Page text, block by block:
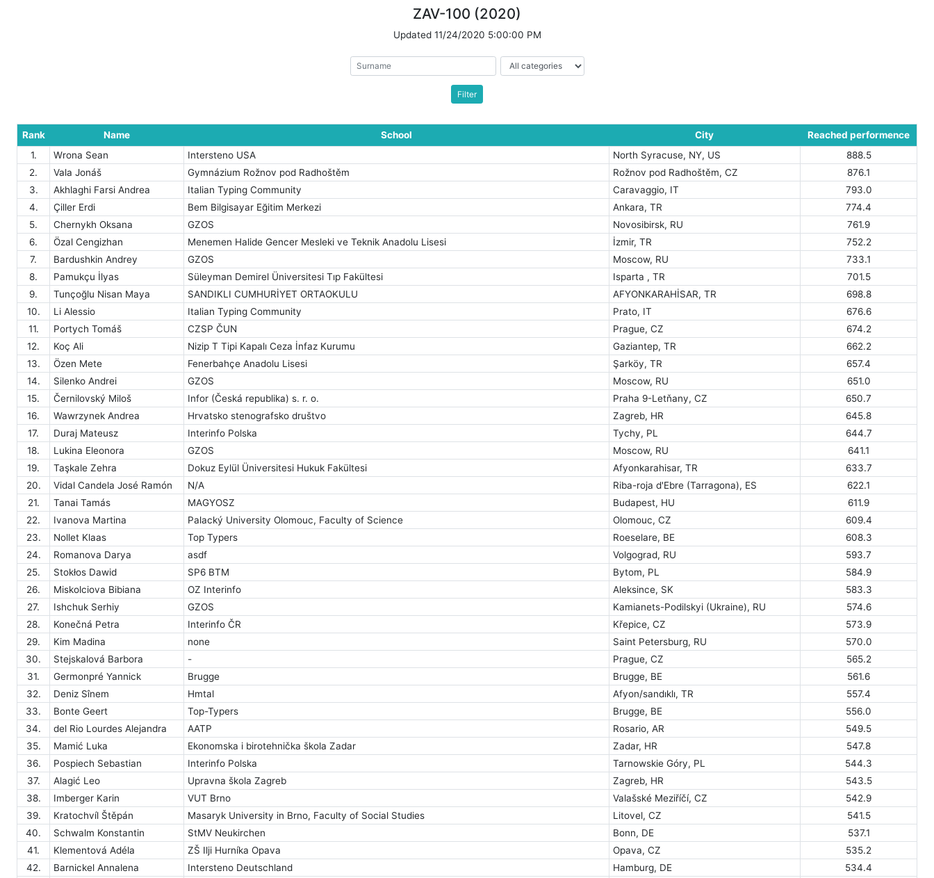
ZAV-100 (2020)
Updated 11/24/2020 5:00:00 PM
Rank Name School City
Reached performence
1.
Wrona Sean Intersteno USA North Syracuse, NY, US
888.5
2.
Vala Jonáš Gymnázium Rožnov pod Radhoštěm Rožnov pod Radhoštěm, CZ
876.1
3.
Akhlaghi Farsi Andrea Italian Typing Community Caravaggio, IT
793.0
4.
Çiller Erdi Bem Bilgisayar Eğitim Merkezi Ankara, TR
774.4
5.
Chernykh Oksana GZOS Novosibirsk, RU
761.9
6.
Özal Cengizhan Menemen Halide Gencer Mesleki ve Teknik Anadolu Lisesi İzmir, TR
752.2
7.
Bardushkin Andrey GZOS Moscow, RU
733.1
8.
Pamukçu İlyas Süleyman Demirel Üniversitesi Tıp Fakültesi Isparta , TR
701.5
9.
Tunçoğlu Nisan Maya SANDIKLI CUMHURİYET ORTAOKULU AFYONKARAHİSAR, TR
698.8
10.
Li Alessio Italian Typing Community Prato, IT
676.6
11.
Portych Tomáš CZSP ČUN Prague, CZ
674.2
12.
Koç Ali Nizip T Tipi Kapalı Ceza İnfaz Kurumu Gaziantep, TR
662.2
13.
Özen Mete Fenerbahçe Anadolu Lisesi Şarköy, TR
657.4
14.
Silenko Andrei GZOS Moscow, RU
651.0
15.
Černilovský Miloš Infor (Česká republika) s. r. o. Praha 9-Letňany, CZ
650.7
16.
Wawrzynek Andrea Hrvatsko stenografsko društvo Zagreb, HR
645.8
17.
Duraj Mateusz Interinfo Polska Tychy, PL
644.7
18.
Lukina Eleonora GZOS Moscow, RU
641.1
19.
Taşkale Zehra Dokuz Eylül Üniversitesi Hukuk Fakültesi Afyonkarahisar, TR
633.7
20.
Vidal Candela José Ramón N/A Riba-roja d'Ebre (Tarragona), ES
622.1
21.
Tanai Tamás MAGYOSZ Budapest, HU
611.9
22.
Ivanova Martina Palacký University Olomouc, Faculty of Science Olomouc, CZ
609.4
23.
Nollet Klaas Top Typers Roeselare, BE
608.3
24.
Romanova Darya asdf Volgograd, RU
593.7
25.
Stokłos Dawid SP6 BTM Bytom, PL
584.9
26.
Miskolciova Bibiana OZ Interinfo Aleksince, SK
583.3
27.
Ishchuk Serhiy GZOS Kamianets-Podilskyi (Ukraine), RU
574.6
28.
Konečná Petra Interinfo ČR Křepice, CZ
573.9
29.
Kim Madina none Saint Petersburg, RU
570.0
30.
Stejskalová Barbora - Prague, CZ
565.2
31.
Germonpré Yannick Brugge Brugge, BE
561.6
32.
Deniz Sînem Hmtal Afyon/sandıklı, TR
557.4
33.
Bonte Geert Top-Typers Brugge, BE
556.0
34.
del Rio Lourdes Alejandra AATP Rosario, AR
549.5
35.
Mamić Luka Ekonomska i birotehnička škola Zadar Zadar, HR
547.8
36.
Pospiech Sebastian Interinfo Polska Tarnowskie Góry, PL
544.3
37.
Alagić Leo Upravna škola Zagreb Zagreb, HR
543.5
38.
Imberger Karin VUT Brno Valašské Meziříčí, CZ
542.9
39.
Kratochvíl Štěpán Masaryk University in Brno, Faculty of Social Studies Litovel, CZ
541.5
40.
Schwalm Konstantin StMV Neukirchen Bonn, DE
537.1
41.
Klementová Adéla ZŠ Ilji Hurníka Opava Opava, CZ
535.2
42.
Barnickel Annalena Intersteno Deutschland Hamburg, DE
534.4